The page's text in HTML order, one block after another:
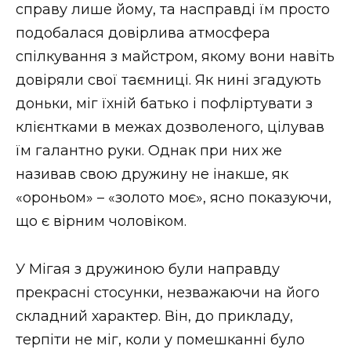
справу лише йому, та насправді їм просто
подобалася довірлива атмосфера
спілкування з майстром, якому вони навіть
довіряли свої таємниці. Як нині згадують
доньки, міг їхній батько і пофліртувати з
клієнтками в межах дозволеного, цілував
їм галантно руки. Однак при них же
називав свою дружину не інакше, як
«ороньом» – «золото моє», ясно показуючи,
що є вірним чоловіком.
У Мігая з дружиною були направду
прекрасні стосунки, незважаючи на його
складний характер. Він, до прикладу,
терпіти не міг, коли у помешканні було